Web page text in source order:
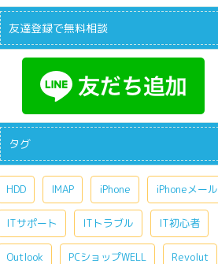
友達登録で無料相談
タグ
HDD IMAP iPhone iPhoneメール
ITサポート ITトラブル IT初心者
Outlook PCショップWELL Revolut